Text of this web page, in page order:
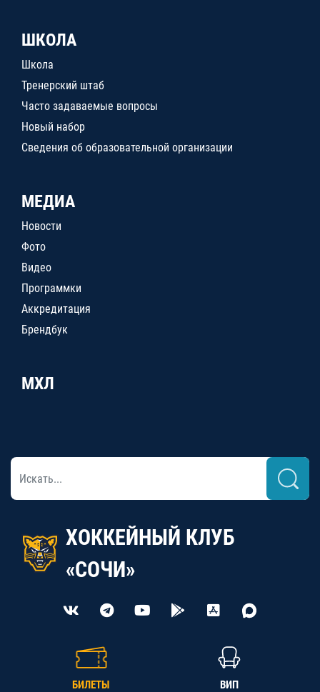
ШКОЛА
Школа
Тренерский штаб
Часто задаваемые вопросы
Новый набор
Сведения об образовательной организации
МЕДИА
Новости
Фото
Видео
Программки
Аккредитация
Брендбук
МХЛ
ХОККЕЙНЫЙ КЛУБ
«СОЧИ»
БИЛЕТЫ ВИП